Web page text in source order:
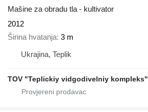
Mašine za obradu tla - kultivator
2012
Širina hvatanja 3 m
Ukrajina, Teplik
TOV "Teplickiy vidgodivelniy kompleks"